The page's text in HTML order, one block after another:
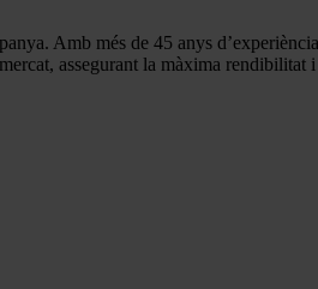
Amb més de 45 anys
assegurant la màxima rendibilitat